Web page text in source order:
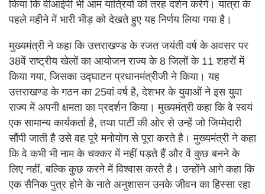
किया कि वीआईपी भी आम यात्रियों की तरह दर्शन करेंगे। यात्रा के
पहले महीने में भारी भीड़ को देखते हुए यह निर्णय लिया गया है।
मुख्यमंत्री ने कहा कि उत्तराखण्ड के रजत जयंती वर्ष के अवसर पर
38वें राष्ट्रीय खेलों का आयोजन राज्य के 8 जिलों के 11 शहरों में
किया गया, जिसका उद्घाटन प्रधानमंत्रीजी ने किया। यह
उत्तराखण्ड के गठन का 25वां वर्ष है, देशभर के युवाओं ने इस युवा
राज्य में अपनी क्षमता का प्रदर्शन किया। मुख्यमंत्री कहा कि वे स्वयं
एक सामान्य कार्यकर्ता है, तथा पार्टी की ओर से उन्हें जो जिम्मेदारी
सौंपी जाती है उसे वह पूरे मनोयोग से पूरा करते है। मुख्यमंत्री ने कहा
कि वे कभी भी नाम के चक्कर में नहीं पड़ते हैं और वें कुछ बनने के
लिए नहीं, बल्कि कुछ करने में विश्वास करते है। उन्होंने आगे कहा कि
एक सैनिक पुत्र होने के नाते अनुशासन उनके जीवन का हिस्सा रहा